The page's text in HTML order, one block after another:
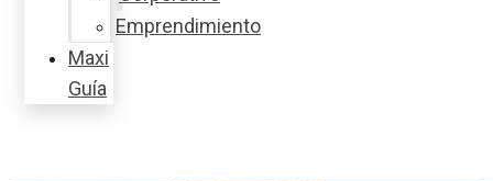
Emprendimiento
Maxi
Guía